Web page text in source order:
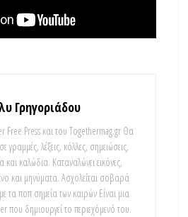
Γρηγοριάδου
Free Press και του Togethermag.gr Θα
γραμμές, λέξεις, κόλλες, σημειώσεις,
καλώδια. Καταναλώνει εικόνες,
και μηνύματα. Ασχολείται σοβαρά
τα ποπ σημεία των καιρών Είναι μια
που δημιουργεί το περιεχόμενό του.